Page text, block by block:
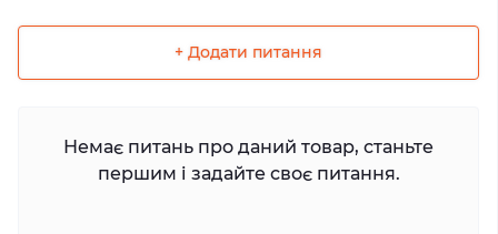
+ Додати питання
Немає питань про даний товар, станьте
першим і задайте своє питання.